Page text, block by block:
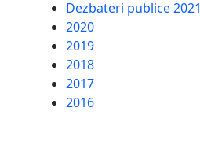
Dezbateri publice 2021
2020
2019
2018
2017
2016